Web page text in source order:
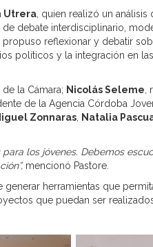
Utrera, quien realizó un análisis
debate interdisciplinario,
propuso reflexionar y debatir
políticos y la integración en
la Cámara; Nicolás Seleme,
de la Agencia Córdoba
Zonnaras, Natalia
los jóvenes. Debemos
mencionó Pastore.
herramientas que
que puedan ser